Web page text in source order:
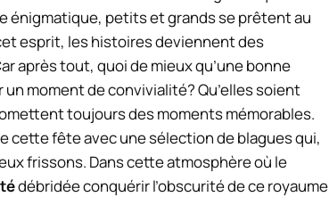
énigmatique, petits et grands se prêtent au
esprit, les histoires deviennent des
après tout, quoi de mieux qu’une bonne
moment de convivialité? Qu’elles soient
toujours des moments mémorables.
cette fête avec une sélection de blagues qui,
frissons. Dans cette atmosphère où le
débridée conquérir l’obscurité de ce royaume